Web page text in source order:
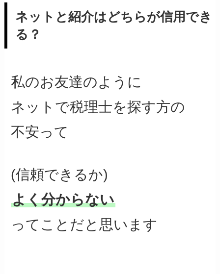
ネットと紹介はどちらが信用でき
る？
私のお友達のように
ネットで税理士を探す方の
不安って
(信頼できるか)
よく分からない
ってことだと思います